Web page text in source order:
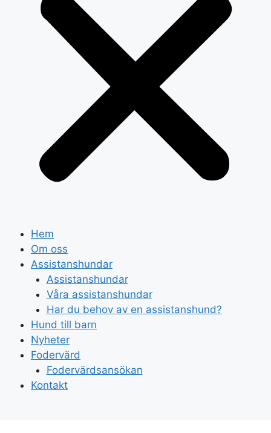
Hem
Om oss
Assistanshundar
Assistanshundar
Våra assistanshundar
Har du behov av en assistanshund?
Hund till barn
Nyheter
Fodervärd
Fodervärdsansökan
Kontakt